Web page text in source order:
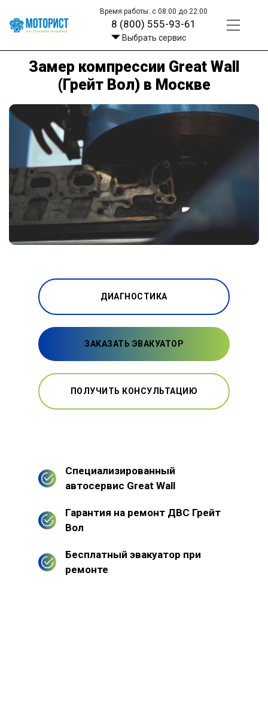
Время работы: с 08:00 до 22:00
8 (800) 555-93-61
Выбрать сервис
Замер компрессии Great Wall
(Грейт Вол) в Москве
ДИАГНОСТИКА
ЗАКАЗАТЬ ЭВАКУАТОР
ПОЛУЧИТЬ КОНСУЛЬТАЦИЮ
Специализированный
автосервис Great Wall
Гарантия на ремонт ДВС Грейт
Вол
Бесплатный эвакуатор при
ремонте